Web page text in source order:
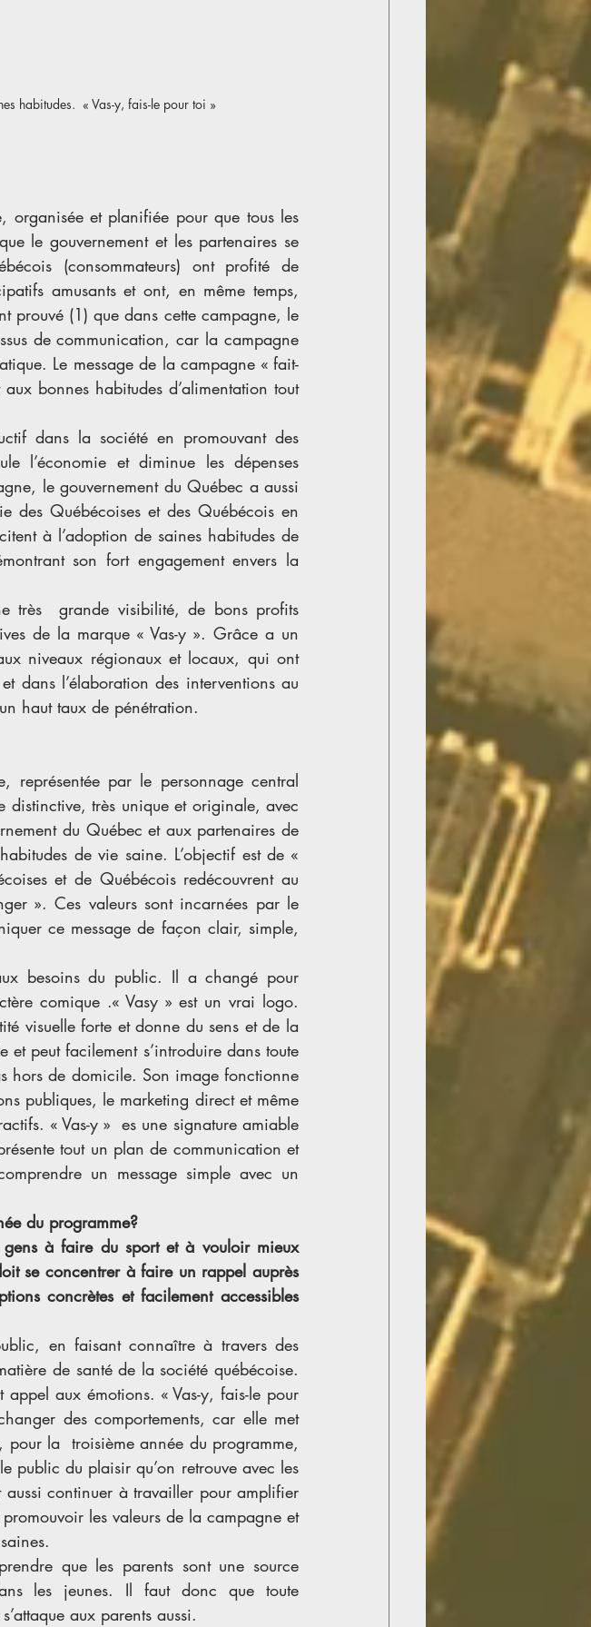
habitudes.  « Vas-y, fais-le pour toi »
organisée et planifiée pour que tous les
le gouvernement et les partenaires se
(consommateurs) ont profité de
amusants et ont, en même temps,
prouvé (1) que dans cette campagne, le
de communication, car la campagne
Le message de la campagne « fait-
bonnes habitudes d’alimentation tout
dans la société en promouvant des
l’économie et diminue les dépenses
le gouvernement du Québec a aussi
des Québécoises et des Québécois en
à l’adoption de saines habitudes de
son fort engagement envers la
très  grande visibilité, de bons profits
de la marque « Vas-y ». Grâce a un
niveaux régionaux et locaux, qui ont
dans l’élaboration des interventions au
haut taux de pénétration.
représentée par le personnage central
distinctive, très unique et originale, avec
du Québec et aux partenaires de
de vie saine. L’objectif est de «
et de Québécois redécouvrent au
». Ces valeurs sont incarnées par le
ce message de façon clair, simple,
besoins du public. Il a changé pour
comique .« Vasy » est un vrai logo.
visuelle forte et donne du sens et de la
peut facilement s’introduire dans toute
hors de domicile. Son image fonctionne
publiques, le marketing direct et même
« Vas-y »  es une signature amiable
tout un plan de communication et
un message simple avec un
du programme?
à faire du sport et à vouloir mieux
se concentrer à faire un rappel auprès
concrètes et facilement accessibles
en faisant connaître à travers des
de santé de la société québécoise.
aux émotions. « Vas-y, fais-le pour
des comportements, car elle met
pour la  troisième année du programme,
public du plaisir qu’on retrouve avec les
aussi continuer à travailler pour amplifier
les valeurs de la campagne et
que les parents sont une source
les jeunes. Il faut donc que toute
aux parents aussi.